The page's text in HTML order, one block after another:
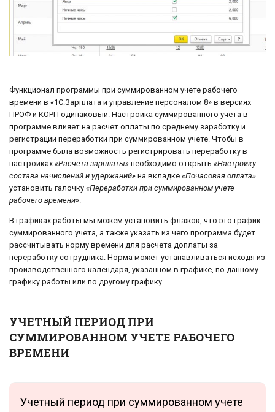
Функционал программы при суммированном учете рабочего
времени в «1С:Зарплата и управление персоналом 8» в версиях
ПРОФ и КОРП одинаковый. Настройка суммированного учета в
программе влияет на расчет оплаты по среднему заработку и
регистрации переработки при суммированном учете. Чтобы в
программе была возможность регистрировать переработку в
настройках «Расчета зарплаты» необходимо открыть «Настройку
состава начислений и удержаний» на вкладке «Почасовая оплата»
установить галочку «Переработки при суммированном учете
рабочего времени».
В графиках работы мы можем установить флажок, что это график
суммированного учета, а также указать из чего программа будет
рассчитывать норму времени для расчета доплаты за
переработку сотрудника. Норма может устанавливаться исходя из
производственного календаря, указанном в графике, по данному
графику работы или по другому графику.
УЧЕТНЫЙ ПЕРИОД ПРИ
СУММИРОВАННОМ УЧЕТЕ РАБОЧЕГО
ВРЕМЕНИ
Учетный период при суммированном учете